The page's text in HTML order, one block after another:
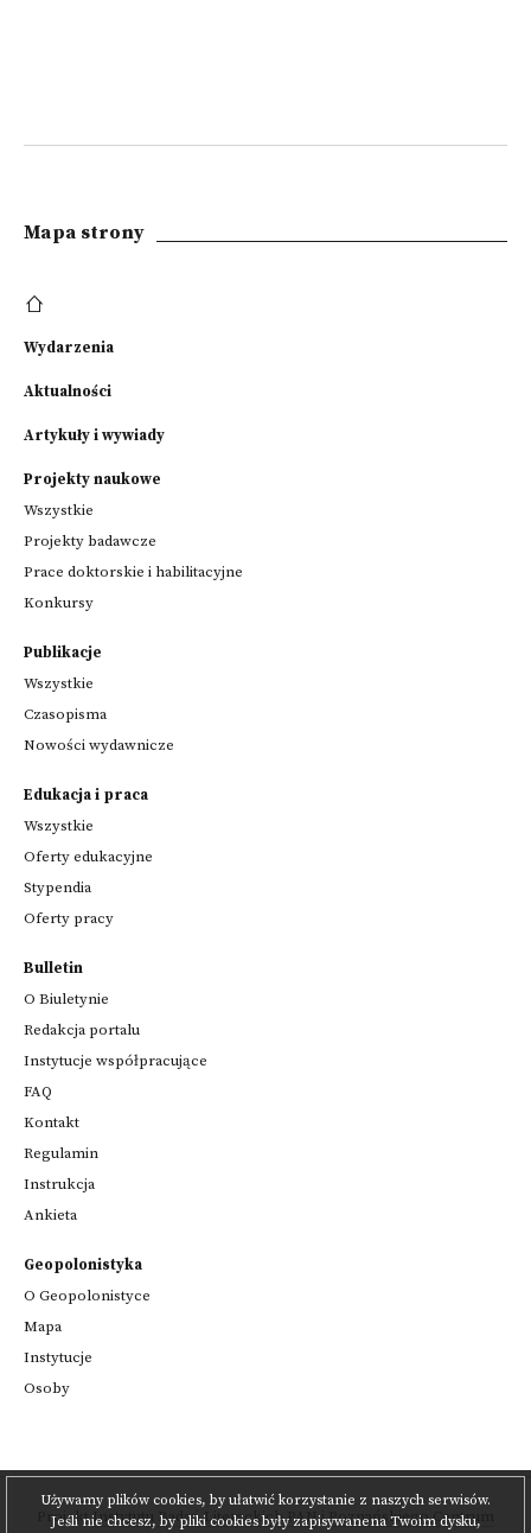
Używamy plików cookies, by ułatwić korzystanie z naszych serwisów.
Jeśli nie chcesz, by pliki cookies były zapisywanena Twoim dysku,
Mapa strony
Wydarzenia
Aktualności
Artykuły i wywiady
Projekty naukowe
Wszystkie
Projekty badawcze
Prace doktorskie i habilitacyjne
Konkursy
Publikacje
Wszystkie
Czasopisma
Nowości wydawnicze
Edukacja i praca
Wszystkie
Oferty edukacyjne
Stypendia
Oferty pracy
Bulletin
O Biuletynie
Redakcja portalu
Instytucje współpracujące
FAQ
Kontakt
Regulamin
Instrukcja
Ankieta
Geopolonistyka
O Geopolonistyce
Mapa
Instytucje
Osoby
ProjektInstytutu Badań Literackich PANiPoznańskiego Centrum